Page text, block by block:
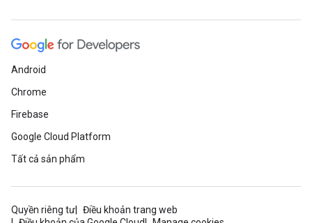
Android
Chrome
Firebase
Google Cloud Platform
Tất cả sản phẩm
Quyền riêng tư
Điều khoản trang web